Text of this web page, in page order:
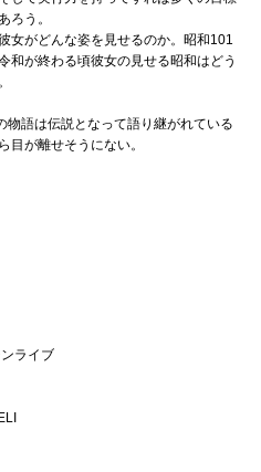
ろう。
女がどんな姿を見せるのか。昭和101
和が終わる頃彼女の見せる昭和はどう
語は伝説となって語り継がれている
目が離せそうにない。
ライブ